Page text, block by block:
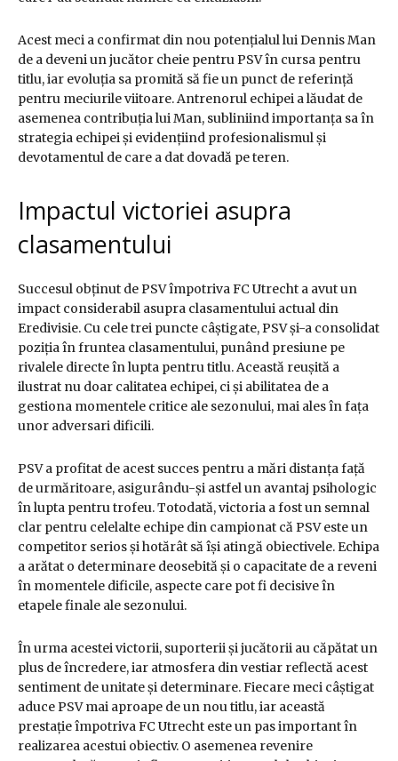
Acest meci a confirmat din nou potențialul lui Dennis Man
de a deveni un jucător cheie pentru PSV în cursa pentru
titlu, iar evoluția sa promită să fie un punct de referință
pentru meciurile viitoare. Antrenorul echipei a lăudat de
asemenea contribuția lui Man, subliniind importanța sa în
strategia echipei și evidențiind profesionalismul și
devotamentul de care a dat dovadă pe teren.
Impactul victoriei asupra
clasamentului
Succesul obținut de PSV împotriva FC Utrecht a avut un
impact considerabil asupra clasamentului actual din
Eredivisie. Cu cele trei puncte câștigate, PSV și-a consolidat
poziția în fruntea clasamentului, punând presiune pe
rivalele directe în lupta pentru titlu. Această reușită a
ilustrat nu doar calitatea echipei, ci și abilitatea de a
gestiona momentele critice ale sezonului, mai ales în fața
unor adversari dificili.
PSV a profitat de acest succes pentru a mări distanța față
de urmăritoare, asigurându-și astfel un avantaj psihologic
în lupta pentru trofeu. Totodată, victoria a fost un semnal
clar pentru celelalte echipe din campionat că PSV este un
competitor serios și hotărât să își atingă obiectivele. Echipa
a arătat o determinare deosebită și o capacitate de a reveni
în momentele dificile, aspecte care pot fi decisive în
etapele finale ale sezonului.
În urma acestei victorii, suporterii și jucătorii au căpătat un
plus de încredere, iar atmosfera din vestiar reflectă acest
sentiment de unitate și determinare. Fiecare meci câștigat
aduce PSV mai aproape de un nou titlu, iar această
prestație împotriva FC Utrecht este un pas important în
realizarea acestui obiectiv. O asemenea revenire